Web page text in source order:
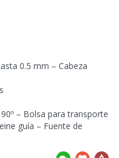
0.5 mm – Cabeza
– Bolsa para transporte
guía – Fuente de